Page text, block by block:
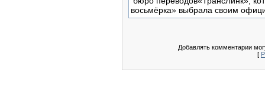
восьмёрка» выбрала своим
Добавлять комментарии
[